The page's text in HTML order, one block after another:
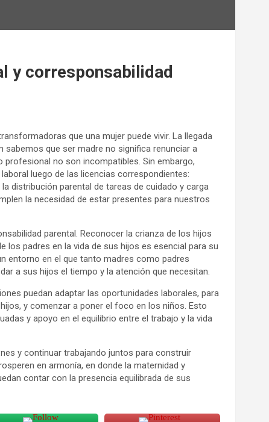
y corresponsabilidad
que una mujer puede vivir. La llegada
sabemos que ser madre no significa renunciar a
no son incompatibles. Sin embargo,
luego de las licencias correspondientes:
distribución parental de tareas de cuidado y carga
la necesidad de estar presentes para nuestros
parental. Reconocer la crianza de los hijos
los padres en la vida de sus hijos es esencial para su
entorno en el que tanto madres como padres
a sus hijos el tiempo y la atención que necesitan.
puedan adaptar las oportunidades laborales, para
y comenzar a poner el foco en los niños. Esto
y apoyo en el equilibrio entre el trabajo y la vida
y continuar trabajando juntos para construir
en armonía, en donde la maternidad y
contar con la presencia equilibrada de sus